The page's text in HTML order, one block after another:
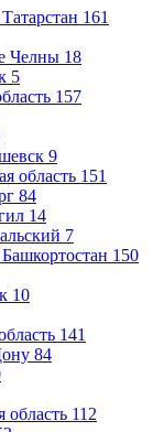
161
Челны 18
5
157
9
область 151
84
14
7
150
10
141
84
область 112